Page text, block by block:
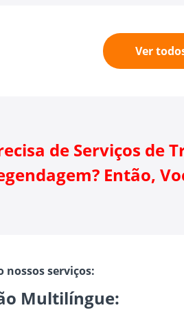
Ver
de Serviços de
Então,
nossos serviços:
Multilíngue: